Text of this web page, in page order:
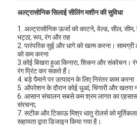
अल्ट्रासोनिक सिलाई सीलिंग मशीन की सुविधा
1. अल्ट्रासोनिक ऊर्जा को काटने, वेल्ड, सील, सीम,
भट्ठा, रूप, रंग और तह
2. पारंपरिक सुई और धागे को खत्म करना।
को कम करना
3.कोई बिखरा हुआ किनारा, शिकन और संकोचन।
रंग प्रिंट कर सकते हैं।
4. बड़े पैमाने पर उत्पादन के लिए निरंतर काम करना
5. ऑपरेशन के दौरान कोई धुआं, चिंगारी और खतरा
6. आसान संचालन सबसे कम श्रम लागत का एहसास
संरचना;
7. सटीक और टिकाऊ मिश्र धातु रोलर्स को
सहायता द्वारा डिजाइन किया गया है।